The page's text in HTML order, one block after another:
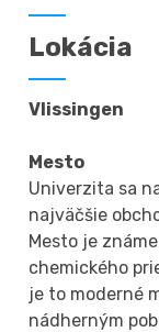
Lokácia
Vlissingen
Mesto
Univerzita sa
najväčšie
Mesto je
chemického
je to moderné
nádherným